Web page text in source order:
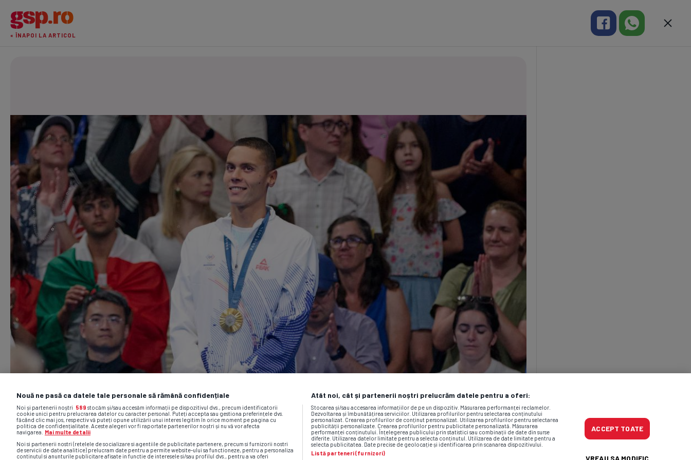
« ÎNAPOI LA ARTICOL
Nouă ne pasă ca datele tale personale să rămână confidențiale
Noi și partenerii noștri 589 stocăm și/sau accesăm informații pe dispozitivul dvs., precum identificatorii
cookie unici pentru prelucrarea datelor cu caracter personal. Puteți accepta sau gestiona preferințele dvs.
făcând clic mai jos, respectiv vă puteți opune utilizării unui interes legitim în orice moment pe pagina cu
politica de confidențialitate. Aceste alegeri vor fi raportate partenerilor noștri și nu vă vor afecta
navigarea.
Mai multe detalii
Noi si partenerii nostri (retelele de socializare si agentiile de publicitate partenere, precum si furnizorii nostri
de servicii de date analitice) prelucram date pentru a permite website-ului sa functioneze, pentru a personaliza
continutul si anunturile publicitare afisate in functie de interesele si/sau profilul dvs., pentru a va oferi
Atât noi, cât și partenerii noștri prelucrăm datele pentru a oferi:
Stocarea și/sau accesarea informațiilor de pe un dispozitiv. Măsurarea performanței reclamelor.
Dezvoltarea și îmbunătățirea serviciilor. Utilizarea profilurilor pentru selectarea conținutului
personalizat. Crearea profilurilor de conținut personalizat. Utilizarea profilurilor pentru selectarea
publicității personalizate. Crearea profilurilor pentru publicitate personalizată. Măsurarea
performanței conținutului. Înțelegerea publicului prin statistici sau combinații de date din surse
diferite. Utilizarea datelor limitate pentru a selecta conținutul. Utilizarea de date limitate pentru a
selecta publicitatea. Date precise de geolocație și identificarea prin scanarea dispozitivului.
Listă parteneri (furnizori)
ACCEPT TOATE
VREAU SA MODIFIC